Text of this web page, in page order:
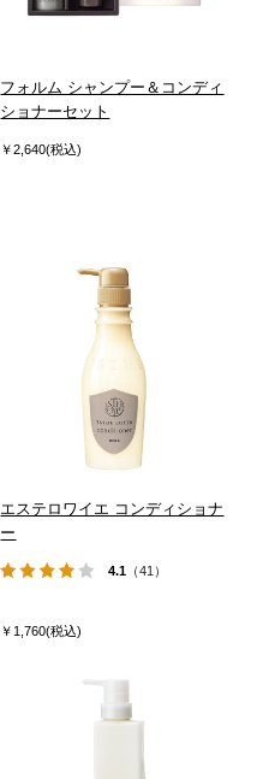
フォルム シャンプー＆コンディ
ショナーセット
￥2,640(税込)
エステロワイエ コンディショナ
ー
4.1 （41）
￥1,760(税込)